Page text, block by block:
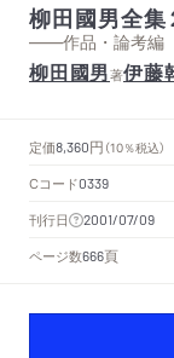
柳田國男全
——作品・論考編
柳田國男著伊藤
定価8,360円 （10％税込）
Cコード0339
刊行日
2001/07/09
ページ数666頁